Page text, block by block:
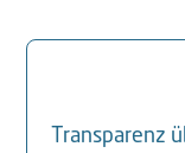
Transparenz